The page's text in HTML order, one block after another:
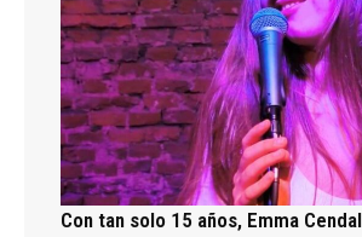
Con tan solo 15 años, Emma